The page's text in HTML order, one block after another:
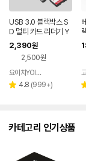
USB 3.0 블랙박스 S
D 멀티 카드 리더기 Y
G-CR300
2,390원
2,500원
페이
요이치YOITCH
별 4.8 리
(999+)
카테고리 인기상품